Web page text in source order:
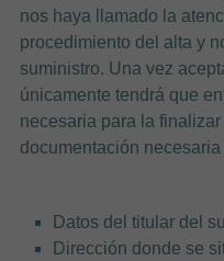
nos haya llamado la
procedimiento del alta y
suministro. Una vez
únicamente tendrá que
necesaria para la
documentación
Datos del titular del
Dirección donde se